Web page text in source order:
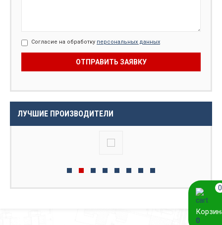
Согласие на обработку персональных данных
ЛУЧШИЕ ПРОИЗВОДИТЕЛИ
0
0